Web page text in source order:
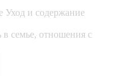
Уход и содержание
семье, отношения с